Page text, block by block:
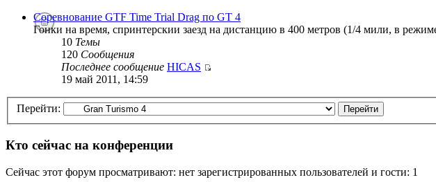
Соревнование GTF Time Trial Drag по GT 4
Гонки на время, спринтерскии заезд на дистанцию в 400 метров (1/4 мили, в
10 Темы
120 Сообщения
Последнее сообщение HICAS
19 май 2011, 14:59
Перейти:
Кто сейчас на конференции
Сейчас этот форум просматривают: нет зарегистрированных пользователей и гости: 1